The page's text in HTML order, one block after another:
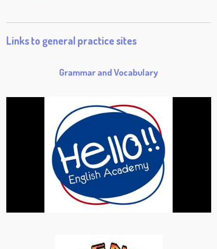
Links to general practice sites
Grammar and Vocabulary